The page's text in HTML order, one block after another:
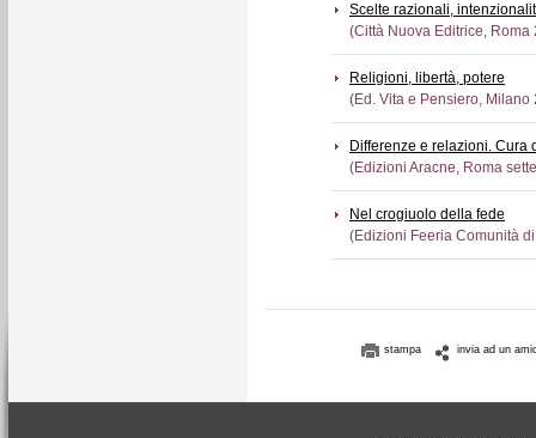
Scelte razionali,
(Città Nuova Editrice, Roma
Religioni, libertà, potere
(Ed. Vita e Pensiero, Milano
Differenze e relazioni. Cura
(Edizioni Aracne, Roma
Nel crogiuolo della fede
(Edizioni Feeria Comunità
stampa invia ad un